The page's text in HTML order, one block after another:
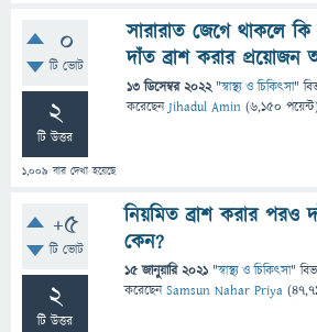
0
টি ভোট
2
টি উত্তর
1,009 বার দেখা হয়েছে
সারারাত জেগে থাকলে
দাঁত ব্রাশ করার প্রয়োজন
13 ডিসেম্বর 2022 "স্বাস্থ্য ও চিকিৎসা"
করেছেনJihadul Amin (6,150 পয়েন্ট)
+5
টি ভোট
2
টি উত্তর
নিয়মিত ব্রাশ করার পরও
কেন?
15 জানুয়ারি 2021 "স্বাস্থ্য ও চিকিৎসা"
করেছেনSamsun Nahar Priya (